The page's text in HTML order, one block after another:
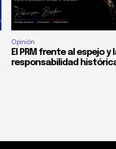
Opinión
El PRM frente al espejo y
responsabilidad